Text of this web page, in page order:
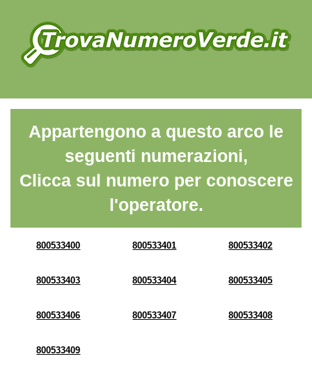
Appartengono a questo arco le
seguenti numerazioni,
Clicca sul numero per conoscere
l'operatore.
800533400 800533401 800533402
800533403 800533404 800533405
800533406 800533407 800533408
800533409